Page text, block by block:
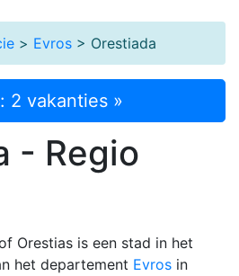
> Evros > Orestiada
2 vakanties »
- Regio
Orestias is een stad in het
het departement Evros in